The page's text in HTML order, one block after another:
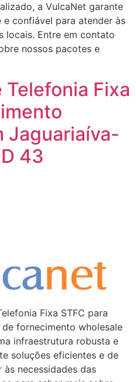
a VulcaNet garante
confiável para atender às
locais. Entre em contato
nossos pacotes e
Fixa
Jaguariaíva-
43
Fixa STFC para
fornecimento wholesale
infraestrutura robusta e
soluções eficientes e de
necessidades das